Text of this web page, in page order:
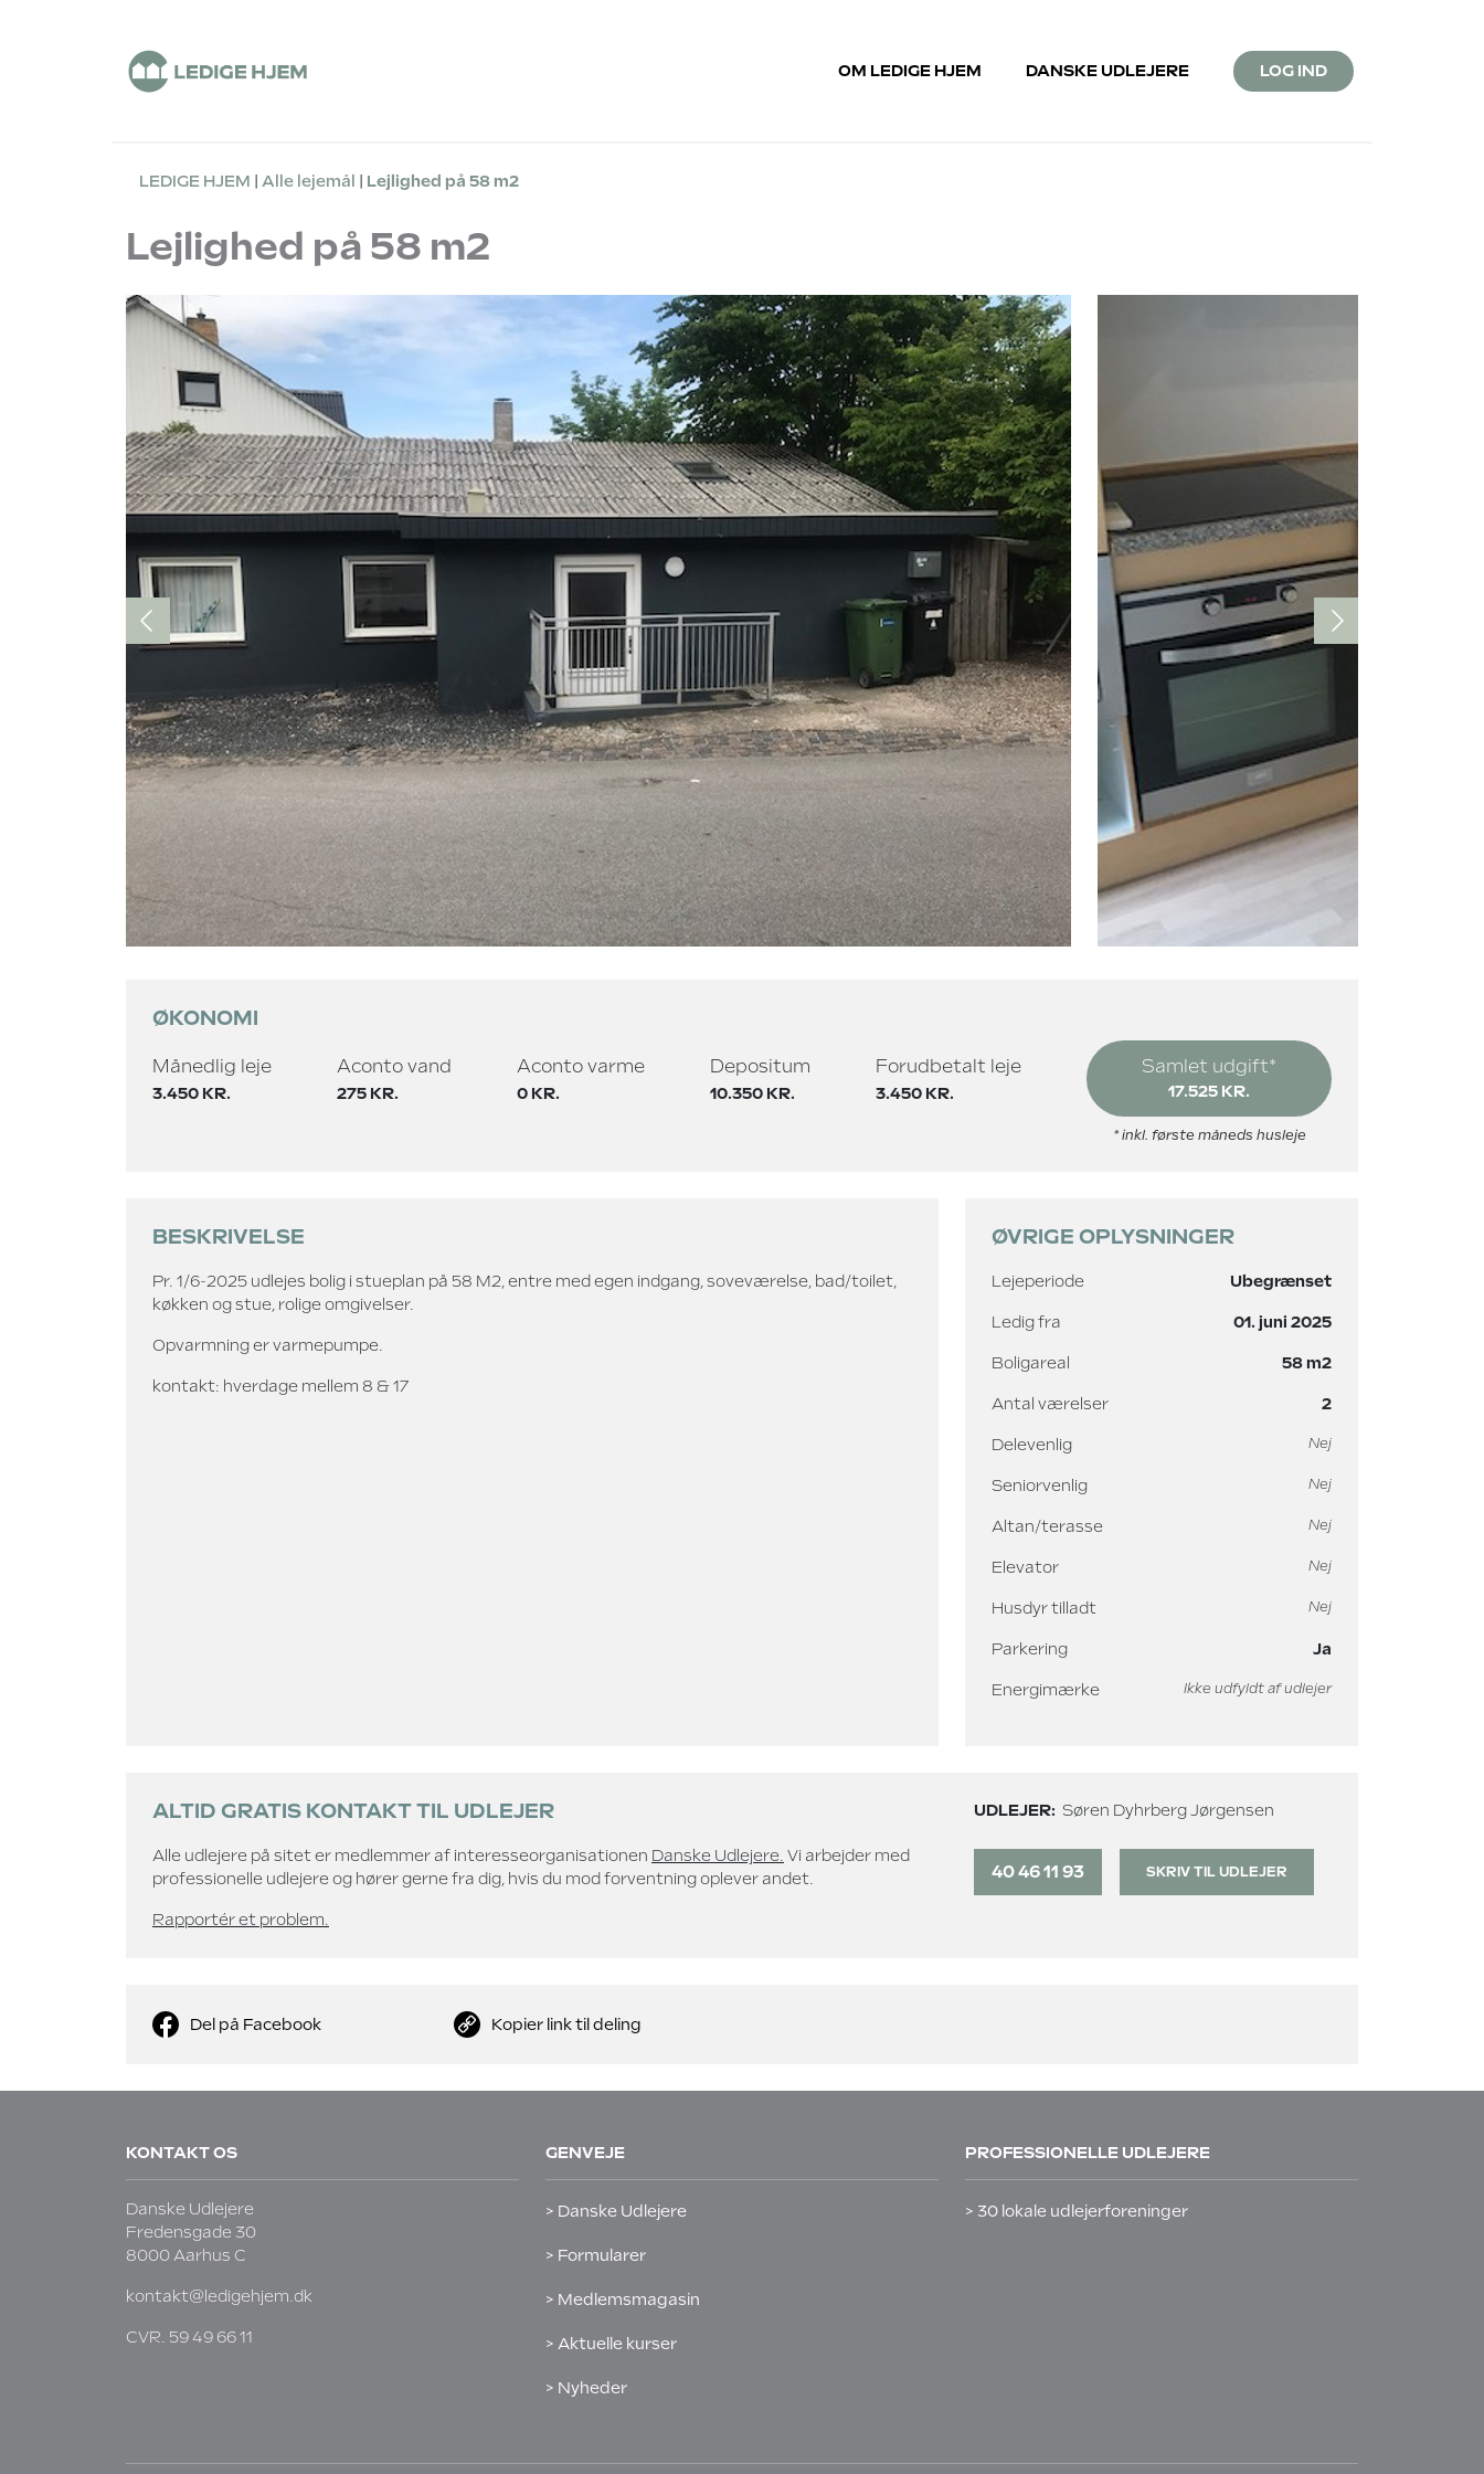
OM LEDIGE HJEM DANSKE UDLEJERE LOG IND
LEDIGE HJEM Alle lejemål Lejlighed på 58 m2
Lejlighed på 58 m2
ØKONOMI
Månedlig leje
3.450 KR.
Aconto vand
275 KR.
Aconto varme
0 KR.
Depositum
10.350 KR.
Forudbetalt leje
3.450 KR.
Samlet udgift*
17.525 KR.
* inkl. første måneds husleje
BESKRIVELSE
Pr. 1/6-2025 udlejes bolig i stueplan på 58 M2, entre med egen indgang, soveværelse, bad/toilet,
køkken og stue, rolige omgivelser.
Opvarmning er varmepumpe.
kontakt: hverdage mellem 8 & 17
ØVRIGE OPLYSNINGER
Lejeperiode Ubegrænset
Ledig fra 01. juni 2025
Boligareal 58 m2
Antal værelser 2
Delevenlig Nej
Seniorvenlig Nej
Altan/terasse Nej
Elevator Nej
Husdyr tilladt Nej
Parkering Ja
Energimærke Ikke udfyldt af udlejer
ALTID GRATIS KONTAKT TIL UDLEJER
Alle udlejere på sitet er medlemmer af interesseorganisationen Danske Udlejere. Vi arbejder med
professionelle udlejere og hører gerne fra dig, hvis du mod forventning oplever andet.
Rapportér et problem.
UDLEJER: Søren Dyhrberg Jørgensen
40 46 11 93 SKRIV TIL UDLEJER
Del på Facebook Kopier link til deling
KONTAKT OS
Danske Udlejere
Fredensgade 30
8000 Aarhus C
kontakt@ledigehjem.dk
CVR. 59 49 66 11
GENVEJE
> Danske Udlejere
> Formularer
> Medlemsmagasin
> Aktuelle kurser
> Nyheder
PROFESSIONELLE UDLEJERE
> 30 lokale udlejerforeninger